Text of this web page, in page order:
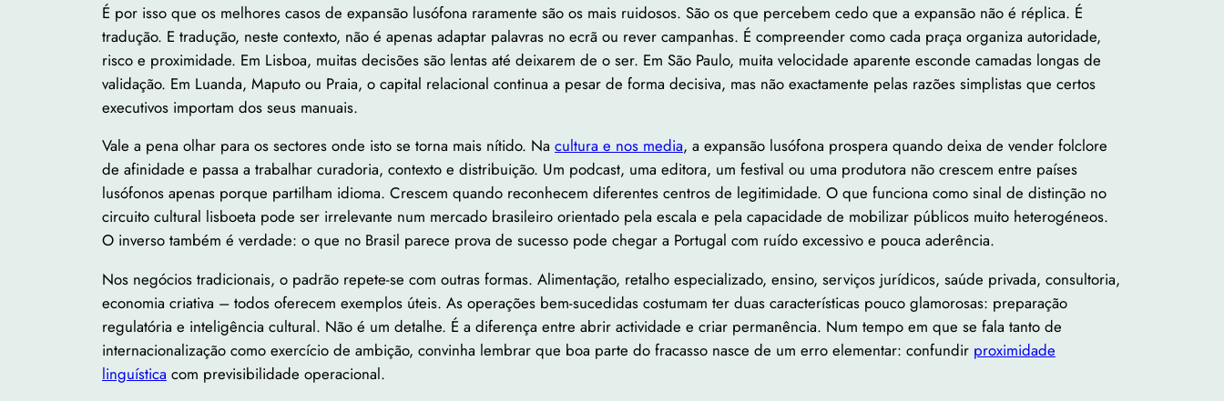
É por isso que os melhores casos de expansão lusófona raramente são os mais ruidosos. São os que percebem cedo que a expansão não é réplica. É
tradução. E tradução, neste contexto, não é apenas adaptar palavras no ecrã ou rever campanhas. É compreender como cada praça organiza autoridade,
risco e proximidade. Em Lisboa, muitas decisões são lentas até deixarem de o ser. Em São Paulo, muita velocidade aparente esconde camadas longas de
validação. Em Luanda, Maputo ou Praia, o capital relacional continua a pesar de forma decisiva, mas não exactamente pelas razões simplistas que certos
executivos importam dos seus manuais.
Vale a pena olhar para os sectores onde isto se torna mais nítido. Na cultura e nos media, a expansão lusófona prospera quando deixa de vender folclore
de afinidade e passa a trabalhar curadoria, contexto e distribuição. Um podcast, uma editora, um festival ou uma produtora não crescem entre países
lusófonos apenas porque partilham idioma. Crescem quando reconhecem diferentes centros de legitimidade. O que funciona como sinal de distinção no
circuito cultural lisboeta pode ser irrelevante num mercado brasileiro orientado pela escala e pela capacidade de mobilizar públicos muito heterogéneos.
O inverso também é verdade: o que no Brasil parece prova de sucesso pode chegar a Portugal com ruído excessivo e pouca aderência.
Nos negócios tradicionais, o padrão repete-se com outras formas. Alimentação, retalho especializado, ensino, serviços jurídicos, saúde privada, consultoria,
economia criativa – todos oferecem exemplos úteis. As operações bem-sucedidas costumam ter duas características pouco glamorosas: preparação
regulatória e inteligência cultural. Não é um detalhe. É a diferença entre abrir actividade e criar permanência. Num tempo em que se fala tanto de
internacionalização como exercício de ambição, convinha lembrar que boa parte do fracasso nasce de um erro elementar: confundir proximidade
linguística com previsibilidade operacional.